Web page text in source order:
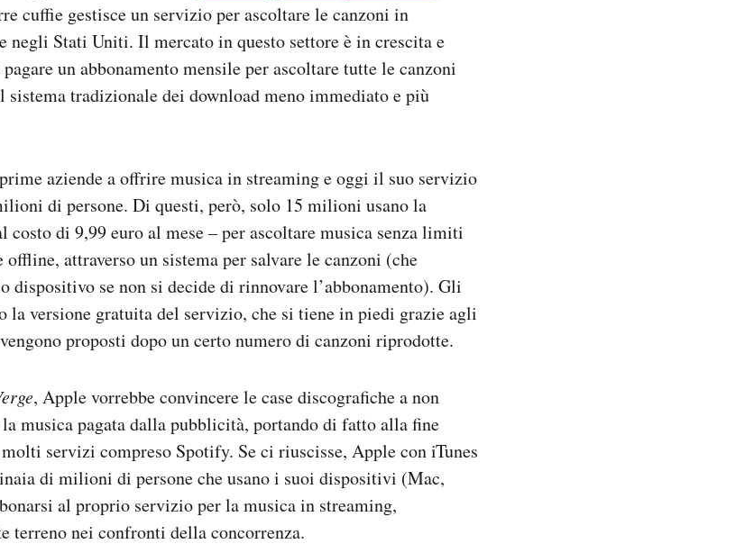
cuffie gestisce un servizio per ascoltare le canzoni in
negli Stati Uniti. Il mercato in questo settore è in crescita e
un abbonamento mensile per ascoltare tutte le canzoni
sistema tradizionale dei download meno immediato e più
aziende a offrire musica in streaming e oggi il suo servizio
di persone. Di questi, però, solo 15 milioni usano la
costo di 9,99 euro al mese – per ascoltare musica senza limiti
attraverso un sistema per salvare le canzoni (che
dispositivo se non si decide di rinnovare l’abbonamento). Gli
versione gratuita del servizio, che si tiene in piedi grazie agli
proposti dopo un certo numero di canzoni riprodotte.
, Apple vorrebbe convincere le case discografiche a non
musica pagata dalla pubblicità, portando di fatto alla fine
servizi compreso Spotify. Se ci riuscisse, Apple con iTunes
di milioni di persone che usano i suoi dispositivi (Mac,
al proprio servizio per la musica in streaming,
terreno nei confronti della concorrenza.